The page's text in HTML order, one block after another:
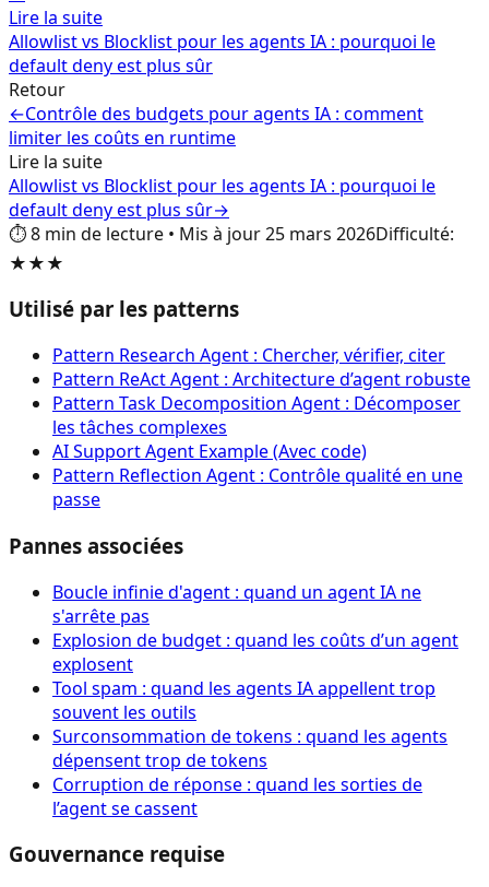
Lire la suite
Allowlist vs Blocklist pour les agents IA : pourquoi le
default deny est plus sûr
Retour
←Contrôle des budgets pour agents IA : comment
limiter les coûts en runtime
Lire la suite
Allowlist vs Blocklist pour les agents IA : pourquoi le
default deny est plus sûr→
⏱️8 min de lecture • Mis à jour25 mars 2026Difficulté:
★★★
Utilisé par les patterns
Pattern Research Agent : Chercher, vérifier, citer
Pattern ReAct Agent : Architecture d’agent robuste
Pattern Task Decomposition Agent : Décomposer
les tâches complexes
AI Support Agent Example (Avec code)
Pattern Reflection Agent : Contrôle qualité en une
passe
Pannes associées
Boucle infinie d'agent : quand un agent IA ne
s'arrête pas
Explosion de budget : quand les coûts d’un agent
explosent
Tool spam : quand les agents IA appellent trop
souvent les outils
Surconsommation de tokens : quand les agents
dépensent trop de tokens
Corruption de réponse : quand les sorties de
l’agent se cassent
Gouvernance requise